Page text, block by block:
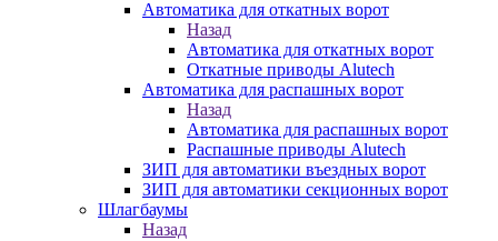
Автоматика для откатных ворот
Назад
Автоматика для откатных ворот
Откатные приводы Alutech
Автоматика для распашных ворот
Назад
Автоматика для распашных ворот
Распашные приводы Alutech
ЗИП для автоматики въездных ворот
ЗИП для автоматики секционных ворот
Шлагбаумы
Назад